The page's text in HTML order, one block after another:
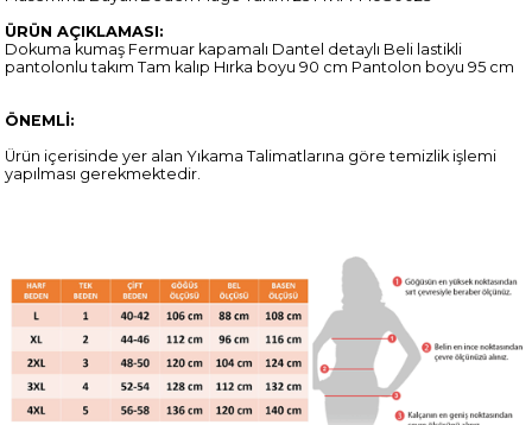
ÜRÜN AÇIKLAMASI:
Dokuma kumaş Fermuar kapamalı Dantel detaylı Beli lastikli
pantolonlu takım Tam kalıp Hırka boyu 90 cm Pantolon boyu 95 cm
ÖNEMLİ:
Ürün içerisinde yer alan Yıkama Talimatlarına göre temizlik işlemi
yapılması gerekmektedir.